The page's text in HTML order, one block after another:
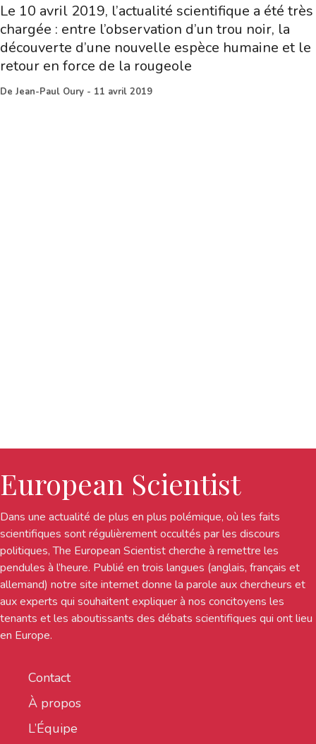
Le 10 avril 2019, l’actualité scientifique a été très
chargée : entre l’observation d’un trou noir, la
découverte d’une nouvelle espèce humaine et le
retour en force de la rougeole
De Jean-Paul Oury - 11 avril 2019
European Scientist
Dans une actualité de plus en plus polémique, où les faits
scientifiques sont régulièrement occultés par les discours
politiques, The European Scientist cherche à remettre les
pendules à l’heure. Publié en trois langues (anglais, français et
allemand) notre site internet donne la parole aux chercheurs et
aux experts qui souhaitent expliquer à nos concitoyens les
tenants et les aboutissants des débats scientifiques qui ont lieu
en Europe.
Contact
À propos
L’Équipe